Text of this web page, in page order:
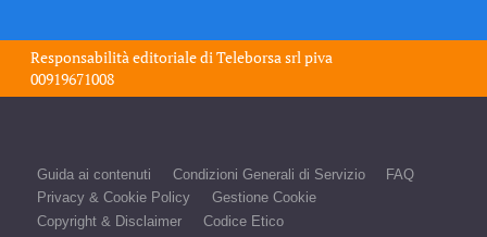
Responsabilità editoriale diTeleborsa srl piva
00919671008
Guida ai contenuti Condizioni Generali di Servizio
FAQ
Privacy & Cookie Policy
Gestione Cookie
Copyright & Disclaimer
Codice Etico